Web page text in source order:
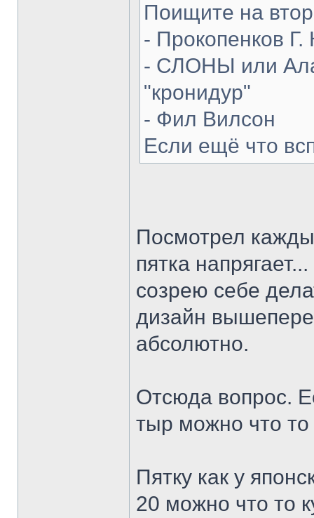
Поищите на
- Прокопенков Г.
- СЛОНЫ или
"кронидур"
- Фил Вилсон
Если ещё что
Посмотрел
пятка
созрею себе
дизайн
абсолютно.
Отсюда вопрос.
тыр можно что
Пятку как у
20 можно что то